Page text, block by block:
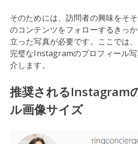
そのためには、訪問者の興味をそ
のコンテンツをフォローするきっ
立った写真が必要です。ここでは、
完璧なInstagramのプロフィール
介します。
推奨されるInstagram
ル画像サイズ